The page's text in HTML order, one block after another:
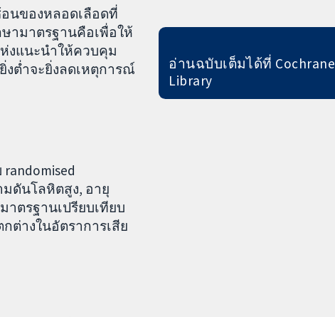
นของหลอดเลือดที่
ามาตรฐานคือเพื่อให้
งแนะนำให้ควบคุม
ต่ำจะยิ่งลดเหตุการณ์
มดันโลหิตสูง, อายุ
าตรฐานเปรียบเทียบ
ต่างในอัตราการเสีย
อ่านฉบับเต็มได้ที่ Cochrane
Library